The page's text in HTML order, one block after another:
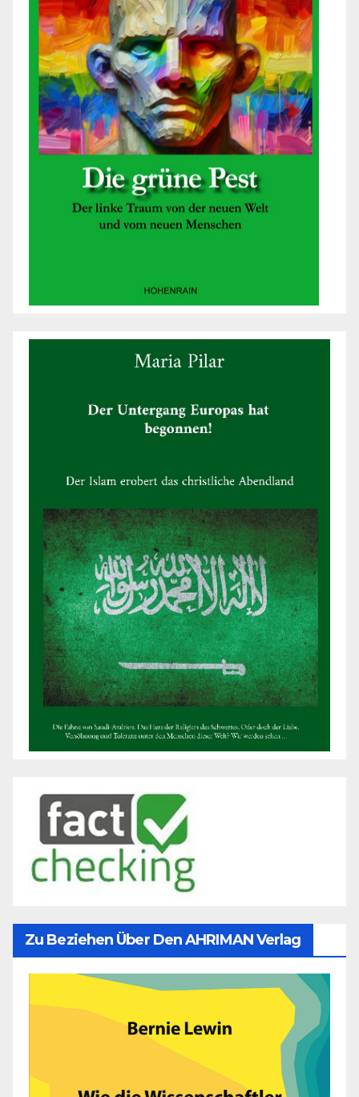
Zu Beziehen Über Den AHRIMAN Verlag